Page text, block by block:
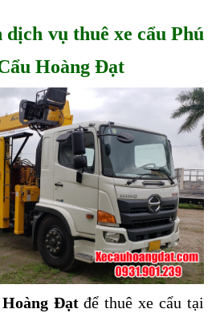
dịch vụ thuê xe cẩu Phú
Hoàng Đạt
Đạt để thuê xe cẩu tại